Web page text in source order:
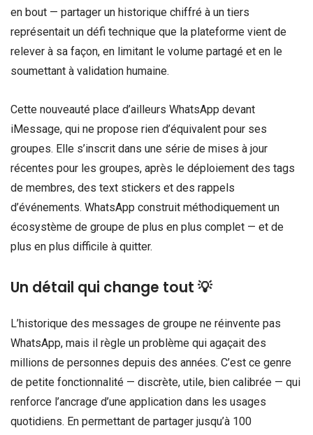
en bout — partager un historique chiffré à un tiers
représentait un défi technique que la plateforme vient de
relever à sa façon, en limitant le volume partagé et en le
soumettant à validation humaine.
Cette nouveauté place d’ailleurs WhatsApp devant
iMessage, qui ne propose rien d’équivalent pour ses
groupes. Elle s’inscrit dans une série de mises à jour
récentes pour les groupes, après le déploiement des tags
de membres, des text stickers et des rappels
d’événements. WhatsApp construit méthodiquement un
écosystème de groupe de plus en plus complet — et de
plus en plus difficile à quitter.
Un détail qui change tout 💡
L’historique des messages de groupe ne réinvente pas
WhatsApp, mais il règle un problème qui agaçait des
millions de personnes depuis des années. C’est ce genre
de petite fonctionnalité — discrète, utile, bien calibrée — qui
renforce l’ancrage d’une application dans les usages
quotidiens. En permettant de partager jusqu’à 100